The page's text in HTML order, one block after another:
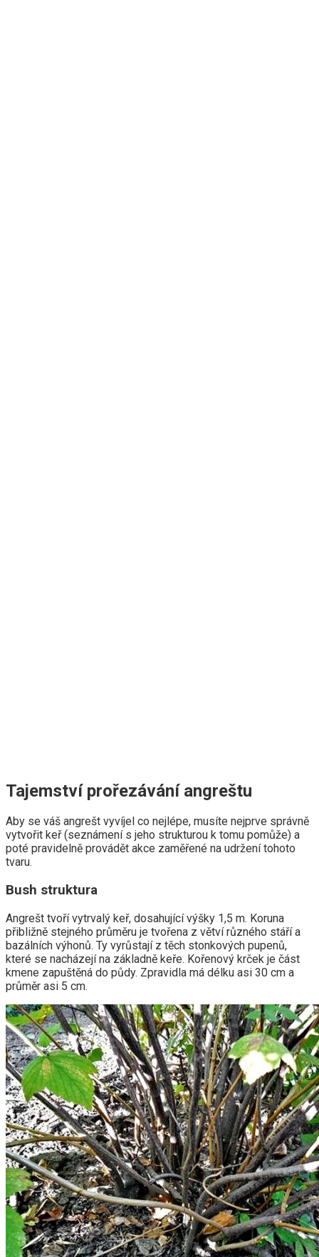
Tajemství prořezávání angreštu
Aby se váš angrešt vyvíjel co nejlépe, musíte nejprve správně
vytvořit keř (seznámení s jeho strukturou k tomu pomůže) a
poté pravidelně provádět akce zaměřené na udržení tohoto
tvaru.
Bush struktura
Angrešt tvoří vytrvalý keř, dosahující výšky 1,5 m. Koruna
přibližně stejného průměru je tvořena z větví různého stáří a
bazálních výhonů. Ty vyrůstají z těch stonkových pupenů,
které se nacházejí na základně keře. Kořenový krček je část
kmene zapuštěná do půdy. Zpravidla má délku asi 30 cm a
průměr asi 5 cm.